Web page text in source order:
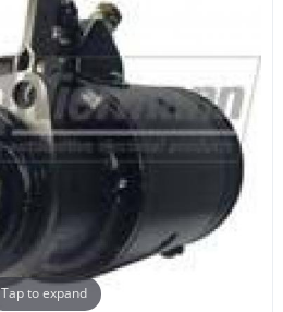
Tap to expand